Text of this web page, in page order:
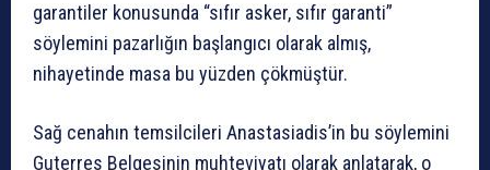
garantiler konusunda “sıfır asker, sıfır garanti”
söylemini pazarlığın başlangıcı olarak almış,
nihayetinde masa bu yüzden çökmüştür.
Sağ cenahın temsilcileri Anastasiadis’in bu söylemini
Guterres Belgesinin muhteviyatı olarak anlatarak, o